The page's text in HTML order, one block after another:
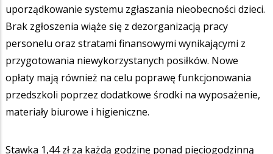
uporządkowanie systemu zgłaszania nieobecności dzieci.
Brak zgłoszenia wiąże się z dezorganizacją pracy
personelu oraz stratami finansowymi wynikającymi z
przygotowania niewykorzystanych posiłków. Nowe
opłaty mają również na celu poprawę funkcjonowania
przedszkoli poprzez dodatkowe środki na wyposażenie,
materiały biurowe i higieniczne.
Stawka 1,44 zł za każdą godzinę ponad pięciogodzinną